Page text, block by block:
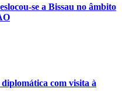
se a Bissau no âmbito
com visita à